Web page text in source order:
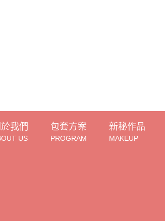
我們
US
包套方案
PROGRAM
新秘作品
MAKEUP